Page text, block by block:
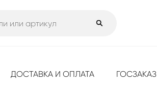
ДОСТАВКА И ОПЛАТА ГОСЗАКАЗ